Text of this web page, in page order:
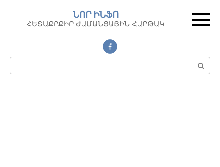
контенту
ՆՈՐ ԻՆՖՈ
ՀԵՏԱՔՐՔԻՐ ԺԱՄԱՆՑԱՅԻՆ ՀԱՐԹԱԿ
Поиск: